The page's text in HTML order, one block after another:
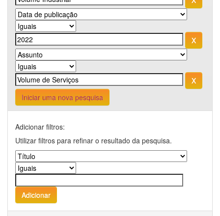
Iniciar uma nova pesquisa
Adicionar filtros:
Utilizar filtros para refinar o resultado da pesquisa.